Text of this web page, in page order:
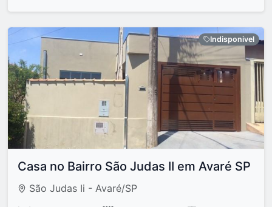
Indisponivel
Casa no Bairro São Judas II em Avaré SP
São Judas Ii - Avaré/SP